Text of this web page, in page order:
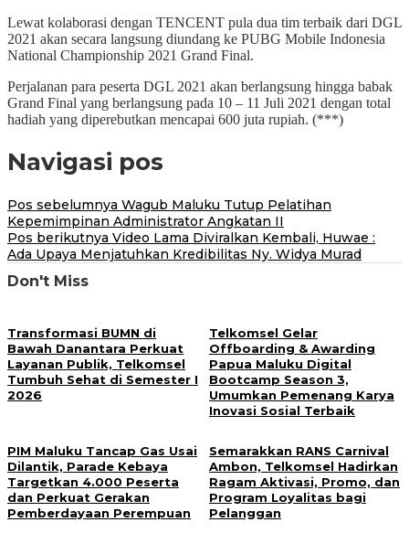
Lewat kolaborasi dengan TENCENT pula dua tim terbaik dari DGL
2021 akan secara langsung diundang ke PUBG Mobile Indonesia
National Championship 2021 Grand Final.
Perjalanan para peserta DGL 2021 akan berlangsung hingga babak
Grand Final yang berlangsung pada 10 – 11 Juli 2021 dengan total
hadiah yang diperebutkan mencapai 600 juta rupiah. (***)
Navigasi pos
Pos sebelumnya Wagub Maluku Tutup Pelatihan
Kepemimpinan Administrator Angkatan II
Pos berikutnya Video Lama Diviralkan Kembali, Huwae :
Ada Upaya Menjatuhkan Kredibilitas Ny. Widya Murad
Don't Miss
Transformasi BUMN di
Bawah Danantara Perkuat
Layanan Publik, Telkomsel
Tumbuh Sehat di Semester I
2026
Telkomsel Gelar
Offboarding & Awarding
Papua Maluku Digital
Bootcamp Season 3,
Umumkan Pemenang Karya
Inovasi Sosial Terbaik
PIM Maluku Tancap Gas Usai
Dilantik, Parade Kebaya
Targetkan 4.000 Peserta
dan Perkuat Gerakan
Pemberdayaan Perempuan
Semarakkan RANS Carnival
Ambon, Telkomsel Hadirkan
Ragam Aktivasi, Promo, dan
Program Loyalitas bagi
Pelanggan